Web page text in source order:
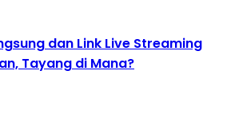
dan Link Live Streaming
Tayang di Mana?